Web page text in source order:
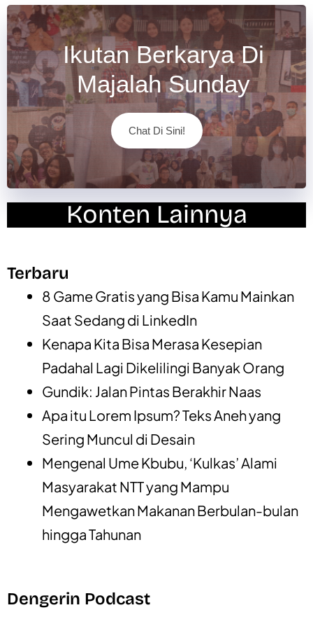
Ikutan Berkarya Di
Majalah Sunday
Chat Di Sini!
Konten Lainnya
Terbaru
8 Game Gratis yang Bisa Kamu Mainkan
Saat Sedang di LinkedIn
Kenapa Kita Bisa Merasa Kesepian
Padahal Lagi Dikelilingi Banyak Orang
Gundik: Jalan Pintas Berakhir Naas
Apa itu Lorem Ipsum? Teks Aneh yang
Sering Muncul di Desain
Mengenal Ume Kbubu, ‘Kulkas’ Alami
Masyarakat NTT yang Mampu
Mengawetkan Makanan Berbulan-bulan
hingga Tahunan
Dengerin Podcast